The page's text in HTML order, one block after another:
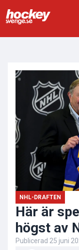
Evenemang
Övrigt
NHL-DRAFTEN
Här är
högst av
Publicerad 25 juni